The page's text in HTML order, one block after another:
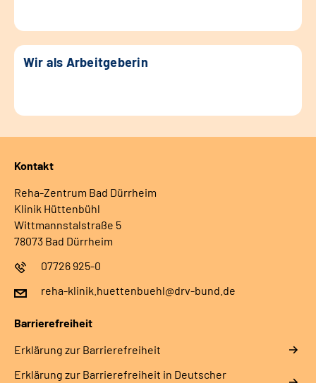
Wir als Arbeitgeberin
Kontakt
Reha-Zentrum Bad Dürrheim
Klinik Hüttenbühl
Wittmannstalstraße 5
78073 Bad Dürrheim
07726 925-0
reha-klinik.huettenbuehl@drv-bund.de
Barrierefreiheit
Erklärung zur Barrierefreiheit
Erklärung zur Barrierefreiheit in Deutscher